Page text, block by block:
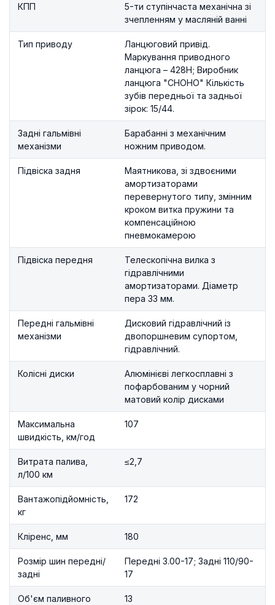
КПП
5-ти ступінчаста механічна зі
зчепленням у масляній ванні
Тип приводу
Ланцюговий привід.
Маркування приводного
ланцюга – 428H; Виробник
ланцюга "CHOHO" Кількість
зубів передньої та задньої
зірок: 15/44.
Задні гальмівні
механізми
Барабанні з механічним
ножним приводом.
Підвіска задня
Маятникова, зі здвоєними
амортизаторами
перевернутого типу, змінним
кроком витка пружини та
компенсаційною
пневмокамерою
Підвіска передня
Телескопічна вилка з
гідравлічними
амортизаторами. Діаметр
пера 33 мм.
Передні гальмівні
механізми
Дисковий гідравлічний із
двопоршневим супортом,
гідравлічний.
Колісні диски
Алюмінієві легкосплавні з
пофарбованим у чорний
матовий колір дисками
Максимальна
швидкість, км/год
107
Витрата палива,
л/100 км
≤2,7
Вантажопідйомність,
кг
172
Кліренс, мм 180
Розмір шин передні/
задні
Передні 3.00-17; Задні 110/90-
17
Об'єм паливного
13